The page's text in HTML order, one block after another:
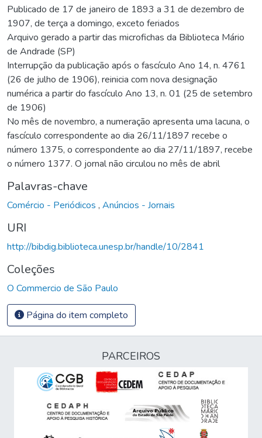
Publicado de 17 de janeiro de 1893 a 31 de dezembro de
1907, de terça a domingo, exceto feriados
Arquivo gerado a partir das microfichas da Biblioteca Mário
de Andrade (SP)
Interrupção da publicação após o fascículo Ano 14, n. 4761
(26 de julho de 1906), reinicia com nova designação
numérica a partir do fascículo Ano 13, n. 01 (25 de setembro
de 1906)
No mês de novembro, a numeração apresenta uma lacuna, o
fascículo correspondente ao dia 26/11/1897 recebe o
número 1375, o correspondente ao dia 27/11/1897, recebe
o número 1377. O jornal não circulou no mês de abril
Palavras-chave
Comércio - Periódicos , Anúncios - Jornais
URI
http://bibdig.biblioteca.unesp.br/handle/10/2841
Coleções
O Commercio de São Paulo
Página do item completo
PARCEIROS